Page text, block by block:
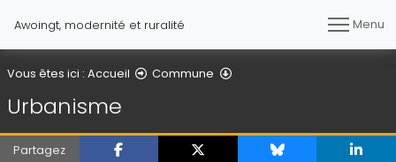
Awoingt, modernité et ruralité Menu
Vous êtes ici : Accueil Commune
Urbanisme
Partagez